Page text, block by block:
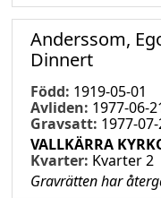
Anderssom,
Dinnert
Född: 1919-05-01
Avliden: 1977-06-
Gravsatt: 1977-07-
VALLKÄRRA
Kvarter: Kvarter 2
Gravrätten har